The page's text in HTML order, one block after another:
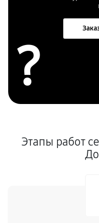
?
Этапы работ